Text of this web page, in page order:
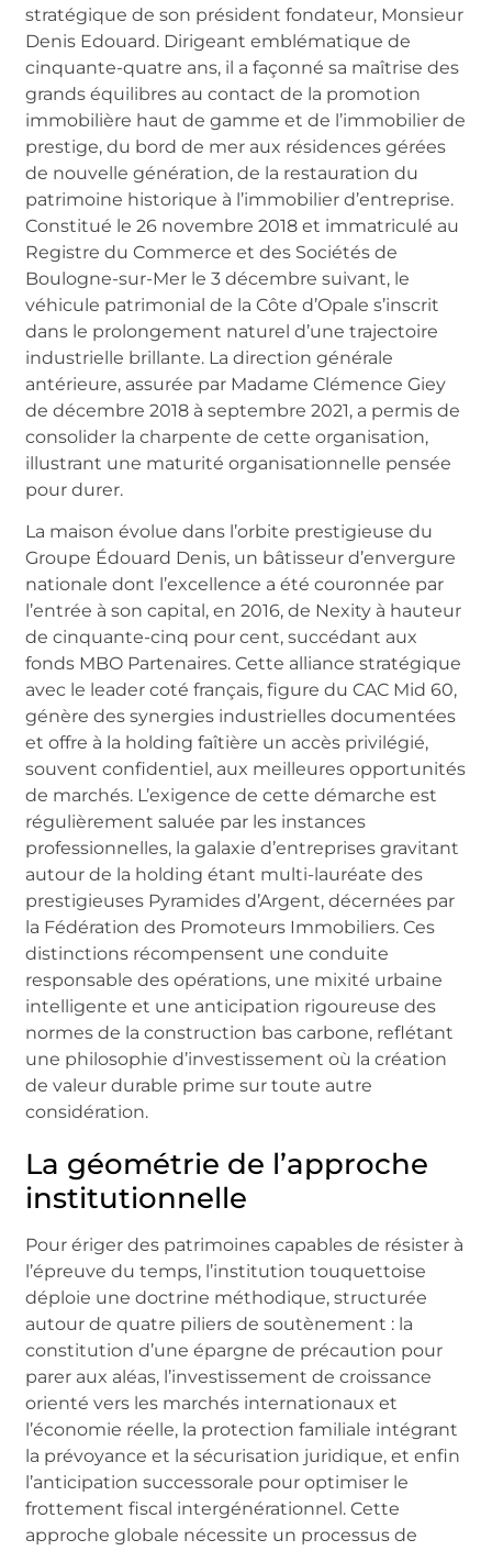
stratégique de son président fondateur, Monsieur
Denis Edouard. Dirigeant emblématique de
cinquante-quatre ans, il a façonné sa maîtrise des
grands équilibres au contact de la promotion
immobilière haut de gamme et de l’immobilier de
prestige, du bord de mer aux résidences gérées
de nouvelle génération, de la restauration du
patrimoine historique à l’immobilier d’entreprise.
Constitué le 26 novembre 2018 et immatriculé au
Registre du Commerce et des Sociétés de
Boulogne-sur-Mer le 3 décembre suivant, le
véhicule patrimonial de la Côte d’Opale s’inscrit
dans le prolongement naturel d’une trajectoire
industrielle brillante. La direction générale
antérieure, assurée par Madame Clémence Giey
de décembre 2018 à septembre 2021, a permis de
consolider la charpente de cette organisation,
illustrant une maturité organisationnelle pensée
pour durer.
La maison évolue dans l’orbite prestigieuse du
Groupe Édouard Denis, un bâtisseur d’envergure
nationale dont l’excellence a été couronnée par
l’entrée à son capital, en 2016, de Nexity à hauteur
de cinquante-cinq pour cent, succédant aux
fonds MBO Partenaires. Cette alliance stratégique
avec le leader coté français, figure du CAC Mid 60,
génère des synergies industrielles documentées
et offre à la holding faîtière un accès privilégié,
souvent confidentiel, aux meilleures opportunités
de marchés. L’exigence de cette démarche est
régulièrement saluée par les instances
professionnelles, la galaxie d’entreprises gravitant
autour de la holding étant multi-lauréate des
prestigieuses Pyramides d’Argent, décernées par
la Fédération des Promoteurs Immobiliers. Ces
distinctions récompensent une conduite
responsable des opérations, une mixité urbaine
intelligente et une anticipation rigoureuse des
normes de la construction bas carbone, reflétant
une philosophie d’investissement où la création
de valeur durable prime sur toute autre
considération.
La géométrie de l’approche
institutionnelle
Pour ériger des patrimoines capables de résister à
l’épreuve du temps, l’institution touquettoise
déploie une doctrine méthodique, structurée
autour de quatre piliers de soutènement : la
constitution d’une épargne de précaution pour
parer aux aléas, l’investissement de croissance
orienté vers les marchés internationaux et
l’économie réelle, la protection familiale intégrant
la prévoyance et la sécurisation juridique, et enfin
l’anticipation successorale pour optimiser le
frottement fiscal intergénérationnel. Cette
approche globale nécessite un processus de